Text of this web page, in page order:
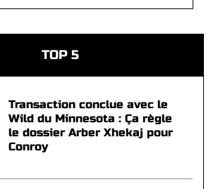
TOP 5
Transaction conclue avec le
Wild du Minnesota : Ça règle
le dossier Arber Xhekaj pour
Conroy